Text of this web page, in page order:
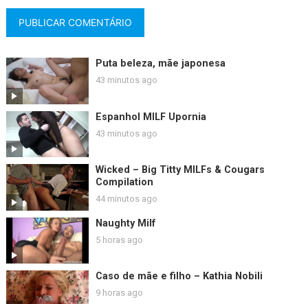
Puta beleza, mãe japonesa
43 minutos ago
Espanhol MILF Upornia
43 minutos ago
Wicked – Big Titty MILFs & Cougars
Compilation
44 minutos ago
Naughty Milf
5 horas ago
Caso de mãe e filho – Kathia Nobili
9 horas ago